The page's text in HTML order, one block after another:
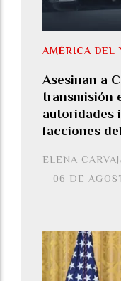
Asesinan a
transmisión
autoridades
facciones
ELENA
AMÉRICA DEL
06 DE